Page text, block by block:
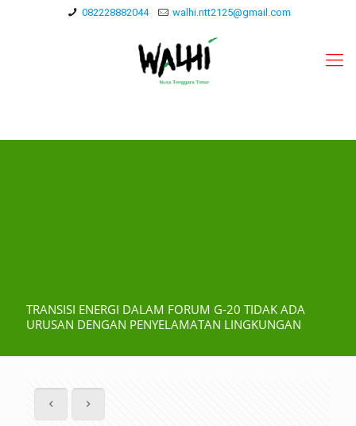
082228882044 walhi.ntt2125@gmail.com
TRANSISI ENERGI DALAM FORUM G-20 TIDAK ADA
URUSAN DENGAN PENYELAMATAN LINGKUNGAN